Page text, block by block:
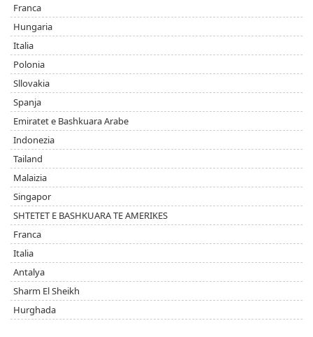
Franca
Hungaria
Italia
Polonia
Sllovakia
Spanja
Emiratet e Bashkuara Arabe
Indonezia
Tailand
Malaizia
Singapor
SHTETET E BASHKUARA TE AMERIKES
Franca
Italia
Antalya
Sharm El Sheikh
Hurghada